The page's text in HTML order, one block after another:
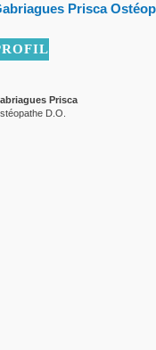
Prisca
Prisca
D.O.